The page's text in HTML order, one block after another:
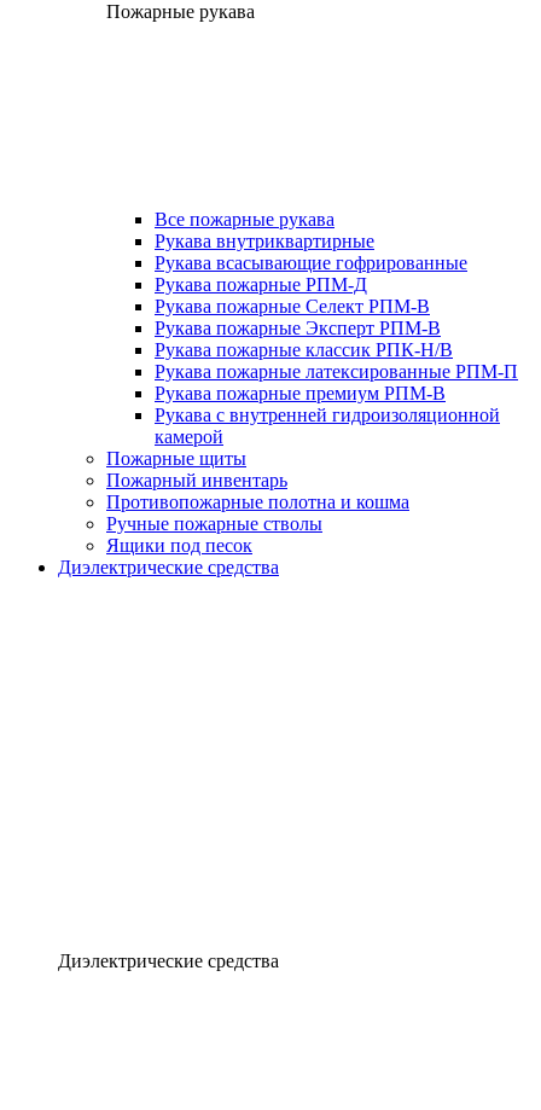
Пожарные рукава
Все пожарные рукава
Рукава внутриквартирные
Рукава всасывающие гофрированные
Рукава пожарные РПМ-Д
Рукава пожарные Селект РПМ-В
Рукава пожарные Эксперт РПМ-В
Рукава пожарные классик РПК-Н/В
Рукава пожарные латексированные РПМ-П
Рукава пожарные премиум РПМ-В
Рукава с внутренней гидроизоляционной
камерой
Пожарные щиты
Пожарный инвентарь
Противопожарные полотна и кошма
Ручные пожарные стволы
Ящики под песок
Диэлектрические средства
Диэлектрические средства